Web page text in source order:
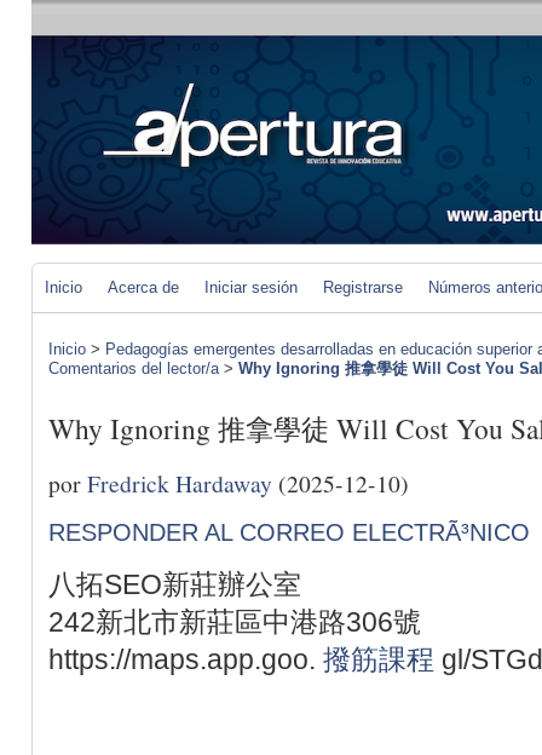
Inicio Acerca de Iniciar sesión Registrarse Números
Inicio > Pedagogías emergentes desarrolladas en educación
Comentarios del lector/a> Why Ignoring 推拿學徒 Will Cost You
Why Ignoring 推拿學徒 Will Cost You
porFredrick Hardaway (2025-12-10)
RESPONDER AL CORREO ELECTRÃ³NICO
八拓SEO新莊辦公室
242新北市新莊區中港路306號
https://maps.app.goo. 撥筋課程 gl/